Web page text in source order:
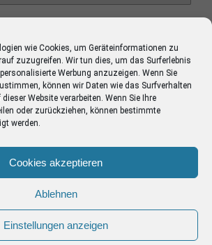
wie Cookies, um Geräteinformationen zu
zuzugreifen. Wir tun dies, um das Surferlebnis
Werbung anzuzeigen. Wenn Sie
können wir Daten wie das Surfverhalten
Website verarbeiten. Wenn Sie Ihre
oder zurückziehen, können bestimmte
werden.
Cookies akzeptieren
Ablehnen
Einstellungen anzeigen
Akismet, um Spam zu reduzieren.
wie deine Kommentardaten
Impressum
Zum Seitenanfang